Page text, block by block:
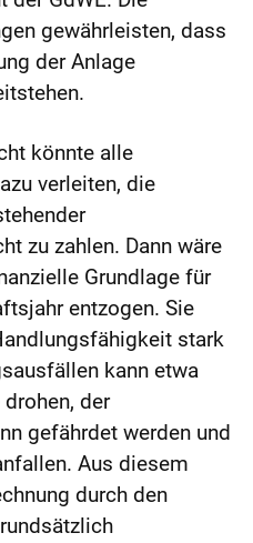
gewährleisten, dass
der Anlage
könnte alle
verleiten, die
zu zahlen. Dann wäre
Grundlage für
entzogen. Sie
stark
kann etwa
der
gefährdet werden und
Aus diesem
durch den